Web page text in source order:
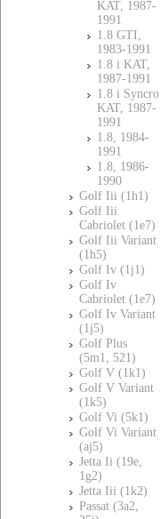
KAT, 1987-
1991
1.8 GTI,
1983-1991
1.8 i KAT,
1987-1991
1.8 i Syncro
KAT, 1987-
1991
1.8, 1984-
1991
1.8, 1986-
1990
Golf Iii (1h1)
Golf Iii
Cabriolet (1e7)
Golf Iii Variant
(1h5)
Golf Iv (1j1)
Golf Iv
Cabriolet (1e7)
Golf Iv Variant
(1j5)
Golf Plus
(5m1, 521)
Golf V (1k1)
Golf V Variant
(1k5)
Golf Vi (5k1)
Golf Vi Variant
(aj5)
Jetta Ii (19e,
1g2)
Jetta Iii (1k2)
Passat (3a2,